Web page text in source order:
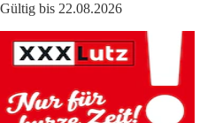
Gültig bis 22.08.2026